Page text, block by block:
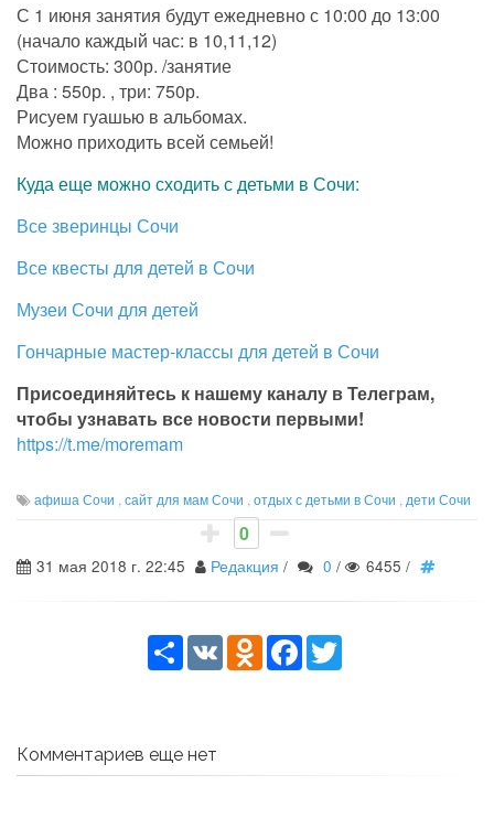
С 1 июня занятия будут ежедневно с 10:00 до 13:00
(начало каждый час: в 10,11,12)
Стоимость: 300р. /занятие
Два : 550р. , три: 750р.
Рисуем гуашью в альбомах.
Можно приходить всей семьей!
Куда еще можно сходить с детьми в Сочи:
Все зверинцы Сочи
Все квесты для детей в Сочи
Музеи Сочи для детей
Гончарные мастер-классы для детей в Сочи
Присоединяйтесь к нашему каналу в Телеграм,
чтобы узнавать все новости первыми!
https://t.me/moremam
афиша Сочи сайт для мам Сочи отдых с детьми в Сочи дети Сочи
0
31 мая 2018 г. 22:45 Редакция / 0 / 6455 /
ShareVK Odnoklassniki
Facebook
Twitter
Комментариев еще нет